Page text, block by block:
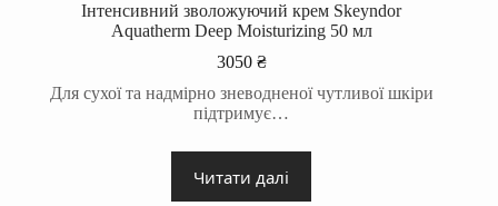
Інтенсивний зволожуючий крем Skeyndor
Aquatherm Deep Moisturizing 50 мл
3050 ₴
Для сухої та надмірно зневодненої чутливої шкіри
підтримує…
Читати далі